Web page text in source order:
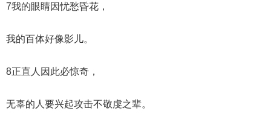
7我的眼睛因忧愁昏花，
我的百体好像影儿。
8正直人因此必惊奇，
无辜的人要兴起攻击不敬虔之辈。